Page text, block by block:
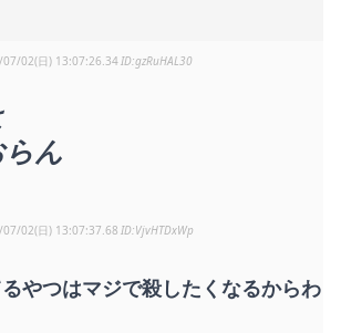
07/02(日) 13:07:26.34 gzRuHAL30
ん
07/02(日) 13:07:37.68 VjvHTDxWp
やつはマジで殺したくなるからわ